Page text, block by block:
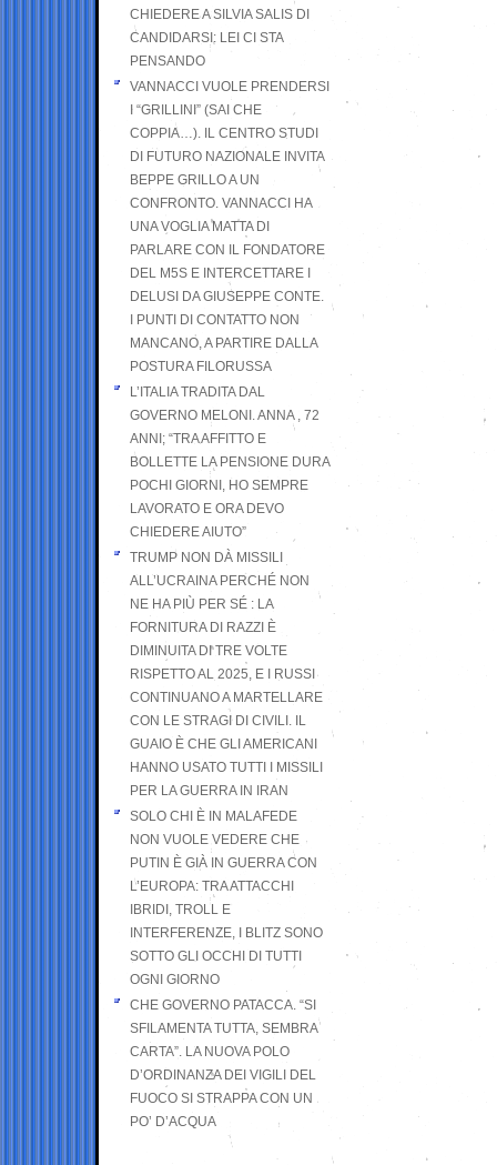
CHIEDERE A SILVIA SALIS DI
CANDIDARSI: LEI CI STA
PENSANDO
VANNACCI VUOLE PRENDERSI
I “GRILLINI” (SAI CHE
COPPIA…). IL CENTRO STUDI
DI FUTURO NAZIONALE INVITA
BEPPE GRILLO A UN
CONFRONTO. VANNACCI HA
UNA VOGLIA MATTA DI
PARLARE CON IL FONDATORE
DEL M5S E INTERCETTARE I
DELUSI DA GIUSEPPE CONTE.
I PUNTI DI CONTATTO NON
MANCANO, A PARTIRE DALLA
POSTURA FILORUSSA
L’ITALIA TRADITA DAL
GOVERNO MELONI. ANNA , 72
ANNI; “TRA AFFITTO E
BOLLETTE LA PENSIONE DURA
POCHI GIORNI, HO SEMPRE
LAVORATO E ORA DEVO
CHIEDERE AIUTO”
TRUMP NON DÀ MISSILI
ALL’UCRAINA PERCHÉ NON
NE HA PIÙ PER SÉ : LA
FORNITURA DI RAZZI È
DIMINUITA DI TRE VOLTE
RISPETTO AL 2025, E I RUSSI
CONTINUANO A MARTELLARE
CON LE STRAGI DI CIVILI. IL
GUAIO È CHE GLI AMERICANI
HANNO USATO TUTTI I MISSILI
PER LA GUERRA IN IRAN
SOLO CHI È IN MALAFEDE
NON VUOLE VEDERE CHE
PUTIN È GIÀ IN GUERRA CON
L’EUROPA: TRA ATTACCHI
IBRIDI, TROLL E
INTERFERENZE, I BLITZ SONO
SOTTO GLI OCCHI DI TUTTI
OGNI GIORNO
CHE GOVERNO PATACCA. “SI
SFILAMENTA TUTTA, SEMBRA
CARTA”. LA NUOVA POLO
D’ORDINANZA DEI VIGILI DEL
FUOCO SI STRAPPA CON UN
PO’ D’ACQUA